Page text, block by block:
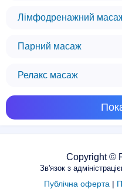
Лімфодренажний
Парний масаж
Релакс масаж
Copyright ©
Зв'язок з
Публічна оферта |